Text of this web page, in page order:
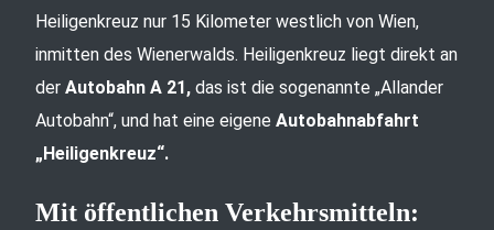
Heiligenkreuz nur 15 Kilometer westlich von Wien,
inmitten des Wienerwalds. Heiligenkreuz liegt direkt an
der Autobahn A 21, das ist die sogenannte „Allander
Autobahn“, und hat eine eigene Autobahnabfahrt
„Heiligenkreuz“.
Mit öffentlichen Verkehrsmitteln: